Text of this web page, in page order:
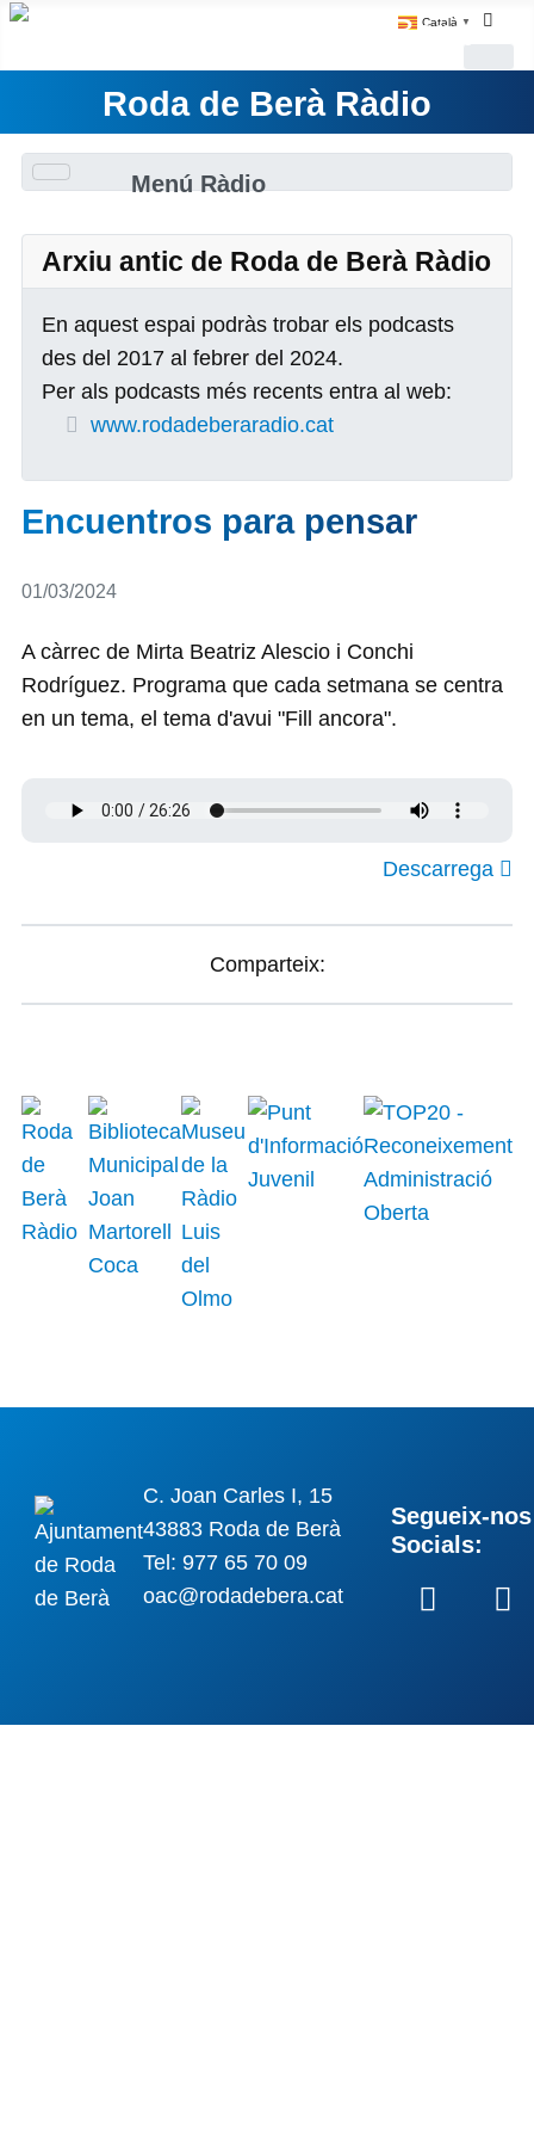
Català ▼
Roda de Berà Ràdio
Menú Ràdio
Arxiu antic de Roda de Berà Ràdio
En aquest espai podràs trobar els podcasts
des del 2017 al febrer del 2024.
Per als podcasts més recents entra al web:
www.rodadeberaradio.cat
Encuentros para pensar
Detalls
01/03/2024
A càrrec de Mirta Beatriz Alescio i Conchi
Rodríguez. Programa que cada setmana se centra
en un tema, el tema d'avui "Fill ancora".
Descarrega
Comparteix:
C. Joan Carles I, 15
43883 Roda de Berà
Tel: 977 65 70 09
oac@rodadebera.cat
Segueix-
Socials: